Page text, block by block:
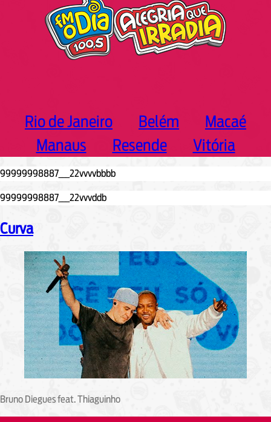
Rio de Janeiro Belém
Macaé
Manaus
Resende Vitória
Curva
Bruno Diegues feat. Thiaguinho